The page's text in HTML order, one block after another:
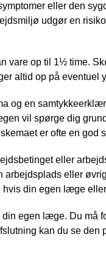
eller den
udgør en
vare op til 1½ time.
altid op på eventuel
og en
vil spørge dig
er ofte en god
eller
eller
din egen læge
egen læge. Du må
kan du se den